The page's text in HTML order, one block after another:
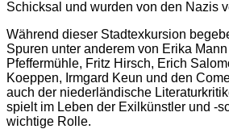
Schicksal und wurden von den Nazis
Während dieser Stadtexkursion
Spuren unter anderem von Erika
Pfeffermühle, Fritz Hirsch, Erich
Koeppen, Irmgard Keun und den
auch der niederländische
spielt im Leben der Exilkünstler und -
wichtige Rolle.